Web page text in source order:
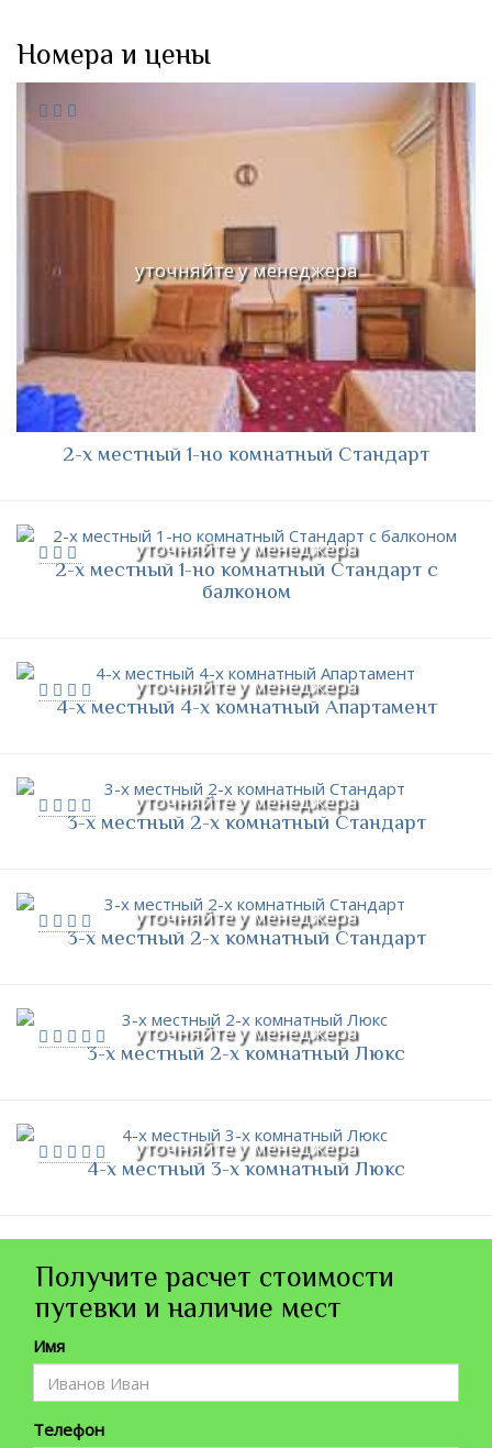
Номера и цены
уточняйте у менеджера
2-х местный 1-но комнатный Стандарт
уточняйте у менеджера
2-х местный 1-но комнатный Стандарт с
балконом
уточняйте у менеджера
4-х местный 4-х комнатный Апартамент
уточняйте у менеджера
3-х местный 2-х комнатный Стандарт
уточняйте у менеджера
3-х местный 2-х комнатный Стандарт
уточняйте у менеджера
3-х местный 2-х комнатный Люкс
уточняйте у менеджера
4-х местный 3-х комнатный Люкс
Получите расчет стоимости
путевки и наличие мест
Имя
Телефон